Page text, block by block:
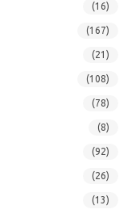
(16)
(167)
(21)
(108)
(78)
(8)
(92)
(26)
(13)